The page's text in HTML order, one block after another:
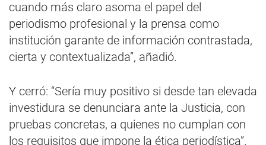
cuando más claro asoma el papel del
periodismo profesional y la prensa como
institución garante de información contrastada,
cierta y contextualizada”, añadió.
Y cerró: “Sería muy positivo si desde tan elevada
investidura se denunciara ante la Justicia, con
pruebas concretas, a quienes no cumplan con
los requisitos que impone la ética periodística”.